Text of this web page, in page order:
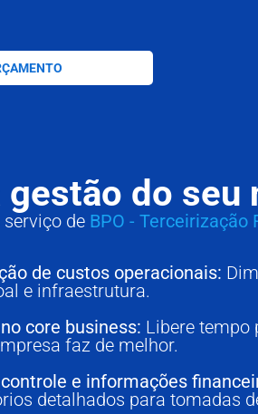
do seu
de BPO - Terceirização
de custos operacionais:
e infraestrutura.
core business: Libere tempo
faz de melhor.
e informações
detalhados para tomadas